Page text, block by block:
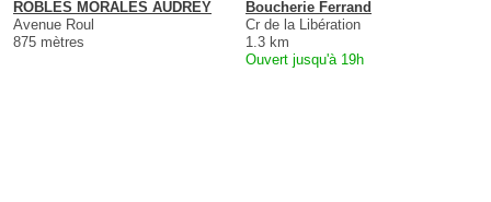
ROBLES MORALES AUDREY
Avenue Roul
875 mètres
Boucherie Ferrand
Cr de la Libération
1.3 km
Ouvert jusqu'à 19h